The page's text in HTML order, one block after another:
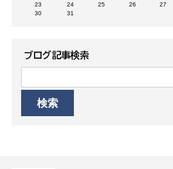
23
24 25 26 27
30
31
ブログ記事検索